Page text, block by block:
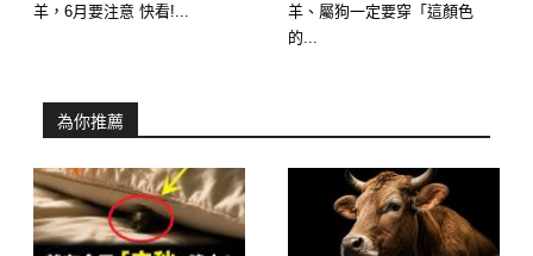
一碗熱湯？
四碗剛煮好、冒著熱氣的湯，妳的第一
A. 濃郁滋補的【麻油雞湯】
羊，6月要注意 快看!...
羊、屬狗一定要穿「這顏色
的...
為你推薦